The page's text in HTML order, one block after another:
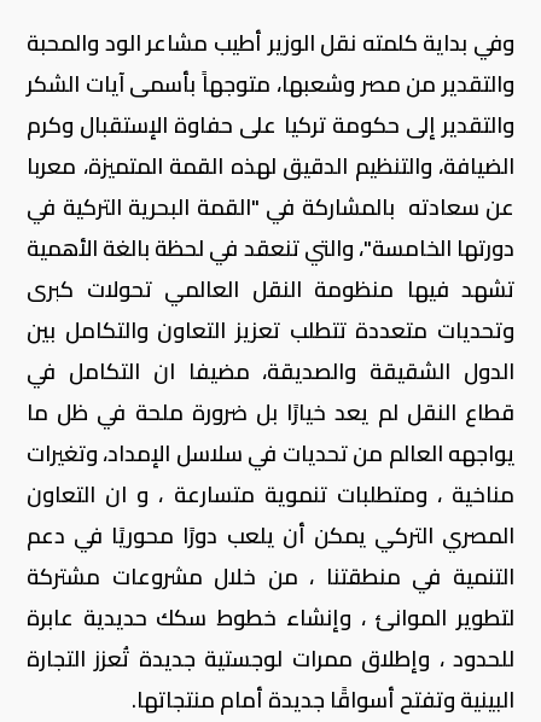
وفي بداية كلمته نقل الوزير أطيب مشاعر الود والمحبة
والتقدير من مصر وشعبها، متوجهاً بأسمى آيات الشكر
والتقدير إلى حكومة تركيا على حفاوة الإستقبال وكرم
الضيافة، والتنظيم الدقيق لهذه القمة المتميزة، معربا
عن سعادته بالمشاركة في "القمة البحرية التركية في
دورتها الخامسة"، والتي تنعقد في لحظة بالغة الأهمية
تشهد فيها منظومة النقل العالمي تحولات كبرى
وتحديات متعددة تتطلب تعزيز التعاون والتكامل بين
الدول الشقيقة والصديقة، مضيفا ان التكامل في
قطاع النقل لم يعد خيارًا بل ضرورة ملحة في ظل ما
يواجهه العالم من تحديات في سلاسل الإمداد، وتغيرات
مناخية ، ومتطلبات تنموية متسارعة ، و ان التعاون
المصري التركي يمكن أن يلعب دورًا محوريًا في دعم
التنمية في منطقتنا ، من خلال مشروعات مشتركة
لتطوير الموانئ ، وإنشاء خطوط سكك حديدية عابرة
للحدود ، وإطلاق ممرات لوجستية جديدة تُعزز التجارة
البينية وتفتح أسواقًا جديدة أمام منتجاتها.